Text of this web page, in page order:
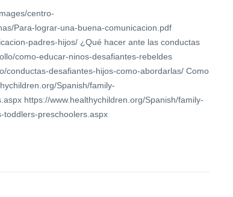
centro-
Para-lograr-una-buena-comunicacion.pdf
padres-hijos/ ¿Qué hacer ante las conductas
como-educar-ninos-desafiantes-rebeldes
conductas-desafiantes-hijos-como-abordarlas/ Como
Spanish/family-
https://www.healthychildren.org/Spanish/family-
toddlers-preschoolers.aspx